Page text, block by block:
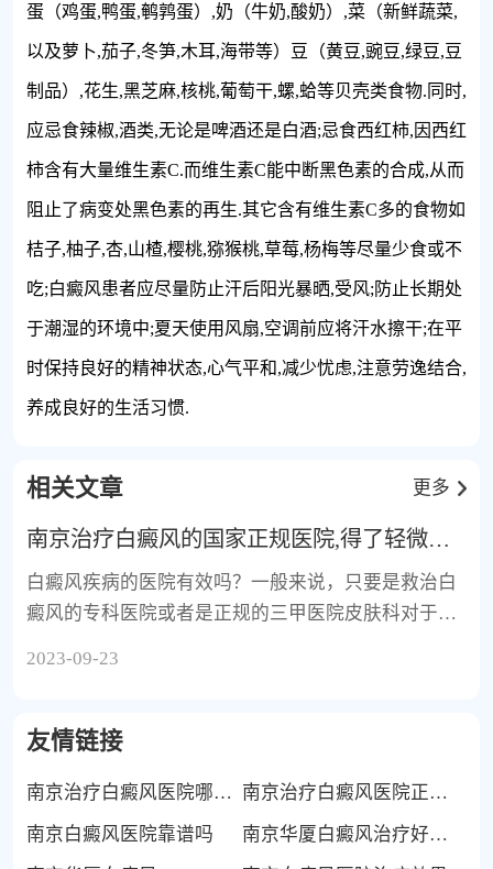
蛋（鸡蛋,鸭蛋,鹌鹑蛋）,奶（牛奶,酸奶）,菜（新鲜蔬菜,
以及萝卜,茄子,冬笋,木耳,海带等）豆（黄豆,豌豆,绿豆,豆
制品）,花生,黑芝麻,核桃,葡萄干,螺,蛤等贝壳类食物.同时,
应忌食辣椒,酒类,无论是啤酒还是白酒;忌食西红柿,因西红
柿含有大量维生素C.而维生素C能中断黑色素的合成,从而
阻止了病变处黑色素的再生.其它含有维生素C多的食物如
桔子,柚子,杏,山楂,樱桃,猕猴桃,草莓,杨梅等尽量少食或不
吃;白癜风患者应尽量防止汗后阳光暴晒,受风;防止长期处
于潮湿的环境中;夏天使用风扇,空调前应将汗水擦干;在平
时保持良好的精神状态,心气平和,减少忧虑,注意劳逸结合,
养成良好的生活习惯.
相关文章 更多
南京治疗白癜风的国家正规医院,得了轻微白癜
白癜风疾病的医院有效吗？一般来说，只要是救治白
癜风的专科医院或者是正规的三甲医院皮肤科对于救
2023-09-23
友情链接
南京治疗白癜风医院哪家好
南京治疗白癜风医院正规吗
南京白癜风医院靠谱吗
南京华厦白癜风治疗好不好